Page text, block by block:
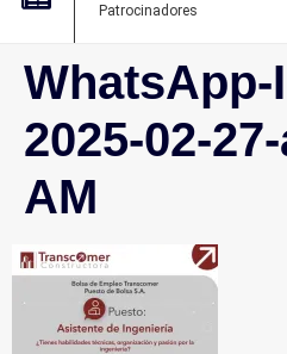
Patrocinadores
WhatsApp-
2025-02-
AM